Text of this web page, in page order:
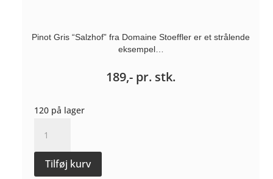
Pinot Gris “Salzhof” fra Domaine Stoeffler er et strålende
eksempel…
189,- pr. stk.
120 på lager
Gris
"Salzhof"
-
Tilføj kurv